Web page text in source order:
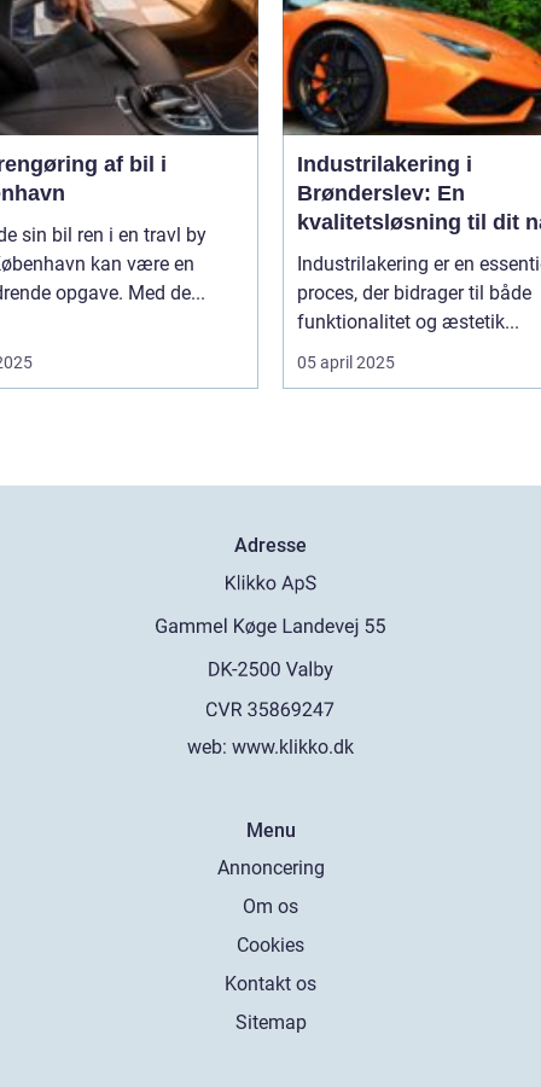
af bil i
sin bil ren i en travl by
kan være en
opgave. Med de...
Industrilakering i
Brønderslev: En
kvalitetsløsning til dit
projekt
Industrilakering er en
proces, der bidrager til både
funktionalitet og æstetik...
05 april 2025
Adresse
web: www.klikko.dk
Menu
Annoncering
Om os
Cookies
Kontakt os
Sitemap